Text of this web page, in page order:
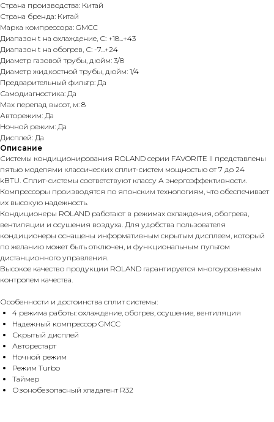
Страна производства: Китай
Страна бренда: Китай
Марка компрессора: GMCC
Диапазон t на охлаждение, С: +18...+43
Диапазон t на обогрев, С: -7...+24
Диаметр газовой трубы, дюйм: 3/8
Диаметр жидкостной трубы, дюйм: 1/4
Предварительный фильтр: Да
Самодиагностика: Да
Max перепад высот, м: 8
Авторежим: Да
Ночной режим: Да
Дисплей: Да
Описание
Системы кондиционирования ROLAND серии FAVORITE II представлены
пятью моделями классических сплит-систем мощностью от 7 до 24
kBTU. Сплит-системы соответствуют классу А энергоэффективности.
Компрессоры производятся по японским технологиям, что обеспечивает
их высокую надежность.
Кондиционеры ROLAND работают в режимах охлаждения, обогрева,
вентиляции и осушения воздуха. Для удобства пользователя
кондиционеры оснащены информативным скрытым дисплеем, который
по желанию может быть отключен, и функциональным пультом
дистанционного управления.
Высокое качество продукции ROLAND гарантируется многоуровневым
контролем качества.
Особенности и достоинства сплит системы:
4 режима работы: охлаждение, обогрев, осушение, вентиляция
Надежный компрессор GMCC
Скрытый дисплей
Авторестарт
Ночной режим
Режим Turbo
Таймер
Озонобезопасный хладагент R32